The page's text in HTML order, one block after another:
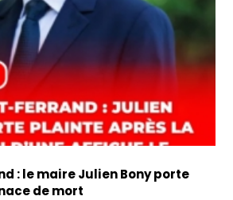
: le maire Julien Bony porte
de mort